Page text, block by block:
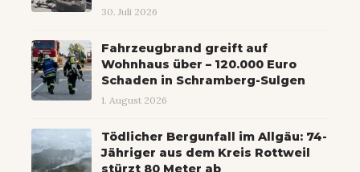
30. Juli 2026
Fahrzeugbrand greift auf
Wohnhaus über – 120.000 Euro
Schaden in Schramberg-Sulgen
1. August 2026
Tödlicher Bergunfall im Allgäu: 74-
Jähriger aus dem Kreis Rottweil
stürzt 80 Meter ab